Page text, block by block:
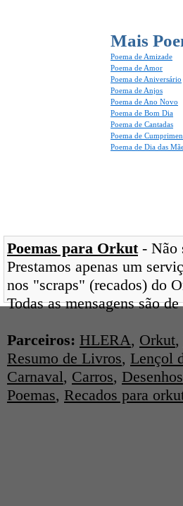
Mais
Poema de Amizade
Poema de Amor
Poema de Aniversário
Poema de Anjos
Poema de Ano Novo
Poema de Bom Dia
Poema de Cantadas
Poema de
Poema de Dia das
Poemas para Orkut- Não
Prestamos apenas um
nos "scraps" (recados) do
Todas as mensagens são
Parceiros: HLERA, Orkut,
Resumo de Livros, Lençol
Carnaval, Carros, Desenhos
Poemas, Recados para